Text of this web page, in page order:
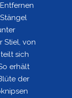
Stiel, von
sich
erhält
der